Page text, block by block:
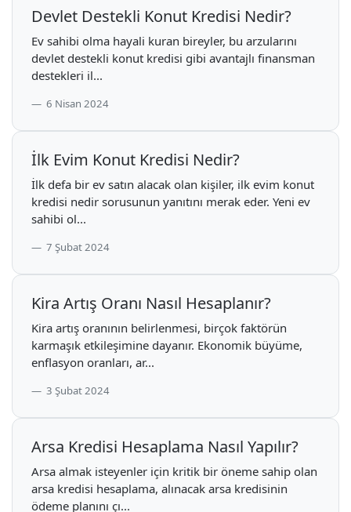
Devlet Destekli Konut Kredisi Nedir?
Ev sahibi olma hayali kuran bireyler, bu arzularını
devlet destekli konut kredisi gibi avantajlı finansman
destekleri il...
6 Nisan 2024
İlk Evim Konut Kredisi Nedir?
İlk defa bir ev satın alacak olan kişiler, ilk evim konut
kredisi nedir sorusunun yanıtını merak eder. Yeni ev
sahibi ol...
7 Şubat 2024
Kira Artış Oranı Nasıl Hesaplanır?
Kira artış oranının belirlenmesi, birçok faktörün
karmaşık etkileşimine dayanır. Ekonomik büyüme,
enflasyon oranları, ar...
3 Şubat 2024
Arsa Kredisi Hesaplama Nasıl Yapılır?
Arsa almak isteyenler için kritik bir öneme sahip olan
arsa kredisi hesaplama, alınacak arsa kredisinin
ödeme planını çı...